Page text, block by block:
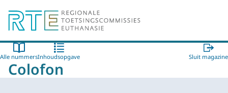
Alle nummersInhoudsopgave Sluit magazine
Colofon